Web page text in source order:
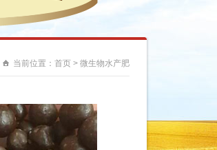
当前位置： 首页 > 微生物水产肥